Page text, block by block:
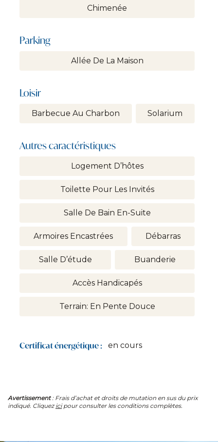
Chimenée
Parking
Allée De La Maison
Loisir
Barbecue Au Charbon Solarium
Autres caractéristiques
Logement D’hôtes
Toilette Pour Les Invités
Salle De Bain En-Suite
Armoires Encastrées Débarras
Salle D’étude Buanderie
Accès Handicapés
Terrain: En Pente Douce
Certificat énergétique : en cours
Avertissement: Frais d’achat et droits de mutation en sus du prix
indiqué. Cliquez icipour consulter les conditions complètes.